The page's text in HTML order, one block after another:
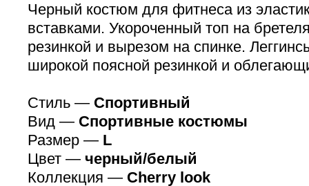
Черный костюм для фитнеса из
вставками. Укороченный топ на
резинкой и вырезом на спинке.
широкой поясной резинкой и
Стиль — Спортивный
Вид — Спортивные костюмы
Размер — L
Цвет — черный/белый
Коллекция — Cherry look